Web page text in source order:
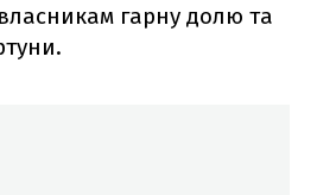
гарну долю та